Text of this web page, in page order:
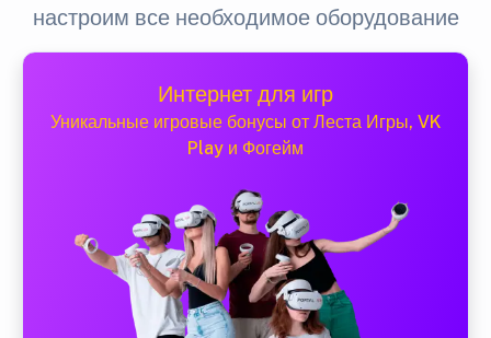
настроим все необходимое оборудование
Интернет для игр
Уникальные игровые бонусы от Леста Игры, VK
Play и Фогейм